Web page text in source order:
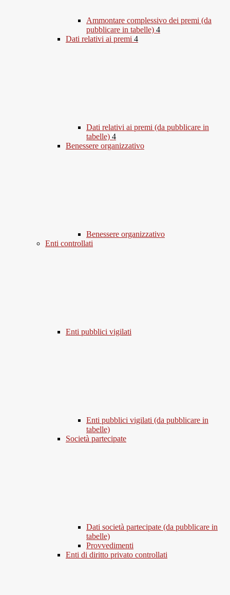
Ammontare complessivo dei premi (da
pubblicare in tabelle) 4
Dati relativi ai premi 4
Dati relativi ai premi (da pubblicare in
tabelle) 4
Benessere organizzativo
Benessere organizzativo
Enti controllati
Enti pubblici vigilati
Enti pubblici vigilati (da pubblicare in
tabelle)
Società partecipate
Dati società partecipate (da pubblicare in
tabelle)
Provvedimenti
Enti di diritto privato controllati